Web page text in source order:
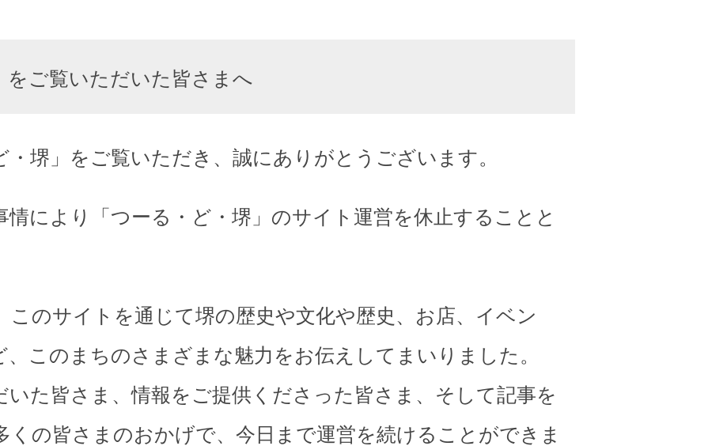
をご覧いただいた皆さまへ
・堺」をご覧いただき、誠にありがとうございます。
情により「つーる・ど・堺」のサイト運営を休止することと
このサイトを通じて堺の歴史や文化や歴史、お店、イベン
、このまちのさまざまな魅力をお伝えしてまいりました。
いた皆さま、情報をご提供くださった皆さま、そして記事を
くの皆さまのおかげで、今日まで運営を続けることができま